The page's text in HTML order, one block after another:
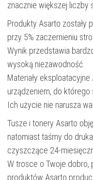
znacznie większej liczby
Produkty Asarto zostały
przy 5% zaczernieniu
Wynik przedstawia
wysoką niezawodność.
Materiały
urządzeniem, do którego
Ich użycie nie narusza
Tusze i tonery Asarto
natomiast taśmy do
czyszczące 24-
W trosce o Twoje dobro,
produktów Asarto